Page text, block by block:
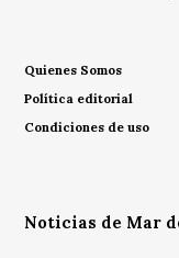
Quienes Somos
Política editorial
Condiciones de uso
Noticias de Mar